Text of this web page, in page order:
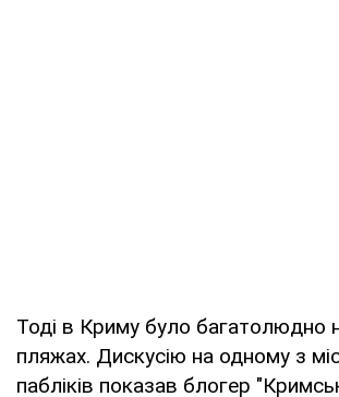
Тоді в Криму було багатолюдно
пляжах. Дискусію на одному з
пабліків показав блогер